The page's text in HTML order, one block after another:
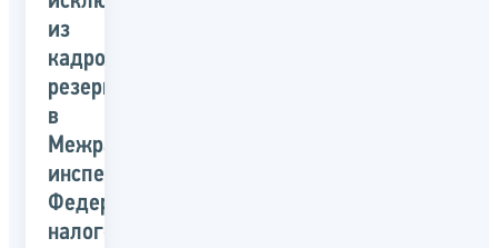
из
кадрового
резерва
в
Межрайонной
инспекции
Федеральной
налоговой